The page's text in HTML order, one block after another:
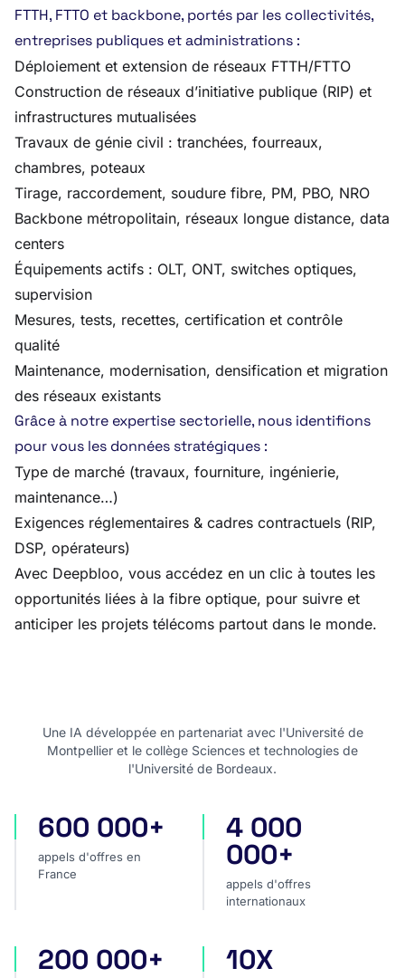
FTTH, FTTO et backbone, portés par les collectivités,
entreprises publiques et administrations :
Déploiement et extension de réseaux FTTH/FTTO
Construction de réseaux d’initiative publique (RIP) et
infrastructures mutualisées
Travaux de génie civil : tranchées, fourreaux,
chambres, poteaux
Tirage, raccordement, soudure fibre, PM, PBO, NRO
Backbone métropolitain, réseaux longue distance, data
centers
Équipements actifs : OLT, ONT, switches optiques,
supervision
Mesures, tests, recettes, certification et contrôle
qualité
Maintenance, modernisation, densification et migration
des réseaux existants
Grâce à notre expertise sectorielle, nous identifions
pour vous les données stratégiques :
Type de marché (travaux, fourniture, ingénierie,
maintenance…)
Exigences réglementaires & cadres contractuels (RIP,
DSP, opérateurs)
Avec Deepbloo, vous accédez en un clic à toutes les
opportunités liées à la fibre optique, pour suivre et
anticiper les projets télécoms partout dans le monde.
Une IA développée en partenariat avec l'Université de
Montpellier et le collège Sciences et technologies de
l'Université de Bordeaux.
appels d'offres en France
600 000+
appels d'offres en
France
appels d'offres
4 000
000+
appels d'offres
internationaux
projets privés
200 000+ plus rapide pour analyser
10X